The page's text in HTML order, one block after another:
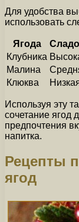
Для удобства
использовать
Ягода
Клубника
Малина
Клюква
Используя эту
сочетание ягод
предпочтения
напитка.
Рецепты
ягод